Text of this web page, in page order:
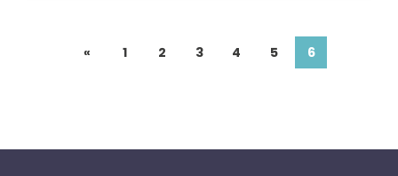
« 1 2 3 4 5 6